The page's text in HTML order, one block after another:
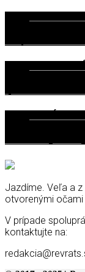
Jazdíme. Veľa a
otvorenými
V prípade
kontaktujte na: